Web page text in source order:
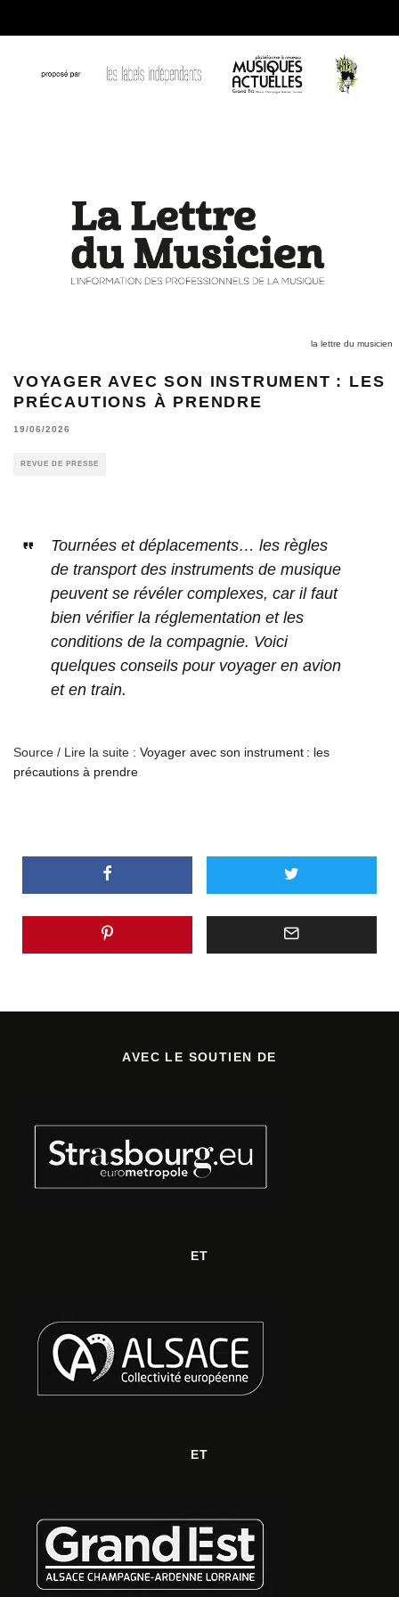
la lettre du musicien
VOYAGER AVEC SON INSTRUMENT : LES
PRÉCAUTIONS À PRENDRE
19/06/2026
REVUE DE PRESSE
Tournées et déplacements… les règles
de transport des instruments de musique
peuvent se révéler complexes, car il faut
bien vérifier la réglementation et les
conditions de la compagnie. Voici
quelques conseils pour voyager en avion
et en train.
Source / Lire la suite : Voyager avec son instrument : les
précautions à prendre
AVEC LE SOUTIEN DE
ET
ET